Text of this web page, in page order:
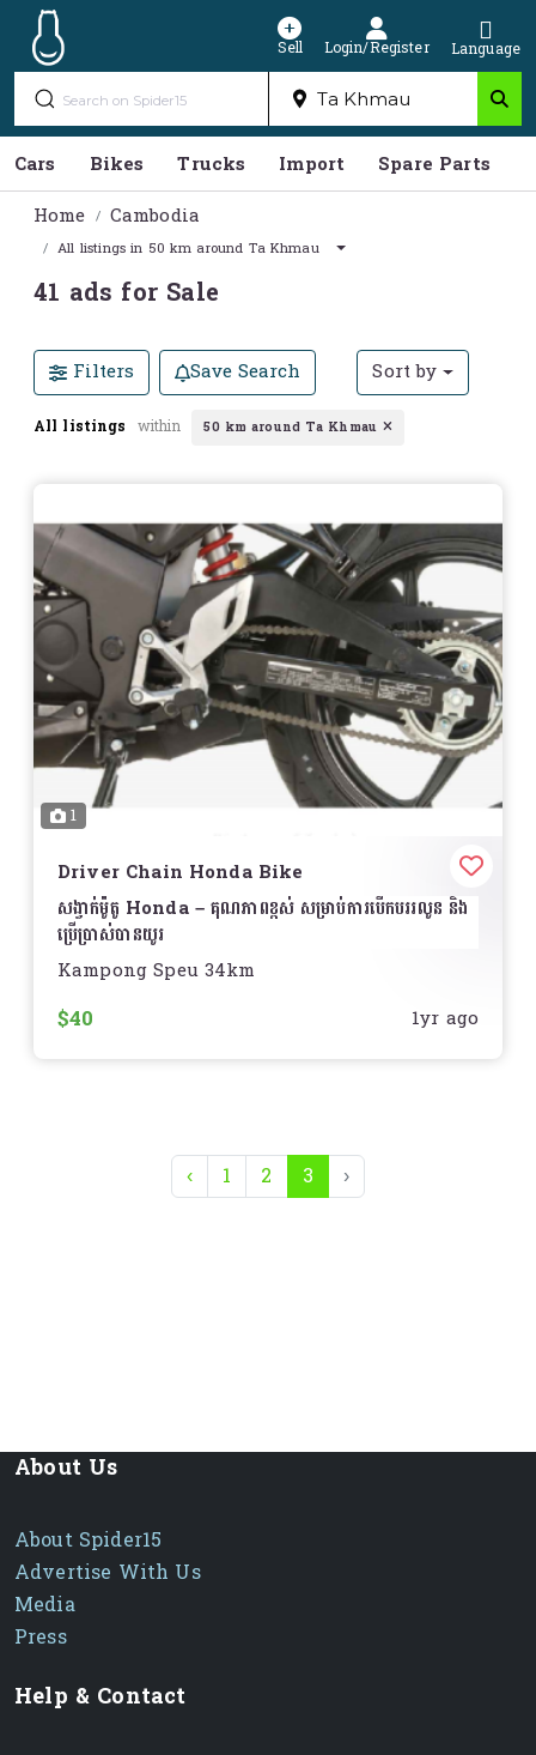
Sell Login/Register Language
Cars Bikes Trucks Import Spare Parts
Home
Cambodia
All listings in 50 km around Ta Khmau
41 ads for Sale
Filters Save Search Sort by
All listings within 50 km around Ta Khmau
1
Driver Chain Honda Bike
សង្វាក់ម៉ូតូ Honda – គុណភាពខ្ពស់ សម្រាប់ការបើកបររលូន និង
ប្រើប្រាស់បានយូរ
រក្សាសមត្ថភាពខ្ពស់នៃម៉ូតូ Honda របស់អ្នកដោយប្រើ
ដើម ឬជំនួសគុណភាពខ្ពស់
ដែលបង្កើតឡើងសម្រាប់សុវត្ថិភាព និង
អាយុកាលប្រើប្រាស់
ធន់នឹងការពាក់សឹក – ផលិតពីដែកខ្ពស់គុណភាព ដែលមាន
សំណើម និងសមត្ថភាពធន់នឹងអាកាសធាតុ
ការបញ្ជូនថាមពលល្អ – ជួយធ្វើឲ្យការបើកបរស្រួល និងការចាប់
ការជំនួសគួរជំនួសសង្វាក់ថ្មី ប្រសិនបើសង្វាក់ចាស់មានការពាក់សឹក
តម្លៃសូមទាក់ទងសម្រាប់ព័ត៌មានលម្អិត
ជ្រើសរើសសង្វាក់ Honda ដើម្បីបង្កើនសុវត្ថិភាព និងធ្វើឲ្យម៉ូតូរបស់
អ្នកបើកបរដោយប្រសិទ្ធភាពខ្ពស់!
Kampong Speu 34km
$40 1yr ago
‹ 1 2 3 ›
About Us
About Spider15
Advertise With Us
Media
Press
Help & Contact